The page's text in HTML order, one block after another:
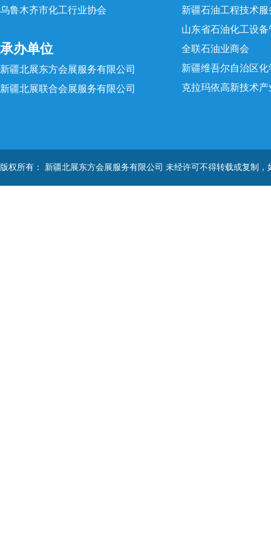
乌鲁木齐市化工行业协会
承办单位
新疆北展东方会展服务有限公司
新疆北展联合会展服务有限公司
新疆石油工程技术
山东省石油化工设
全联石油业商会
新疆维吾尔自治区化
克拉玛依高新技术
版权所有： 新疆北展东方会展服务有限公司 未经许可不得转载或复制